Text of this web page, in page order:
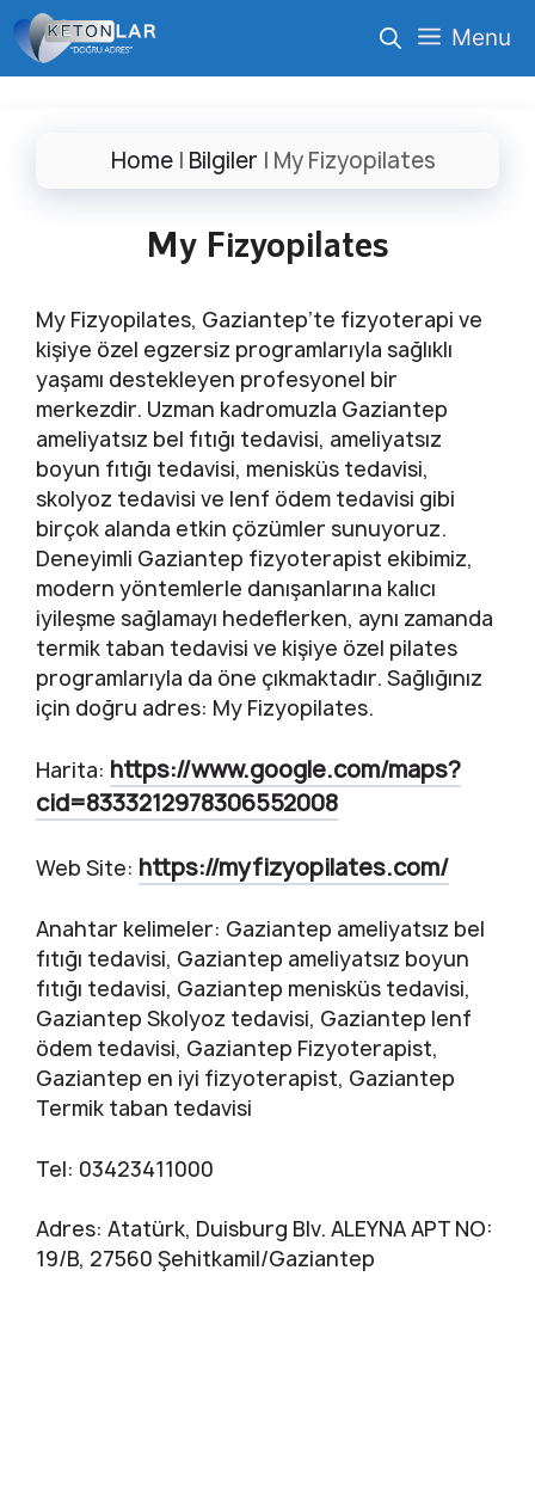
İçeriğe
atla
Menu
Home | Bilgiler | My Fizyopilates
My Fizyopilates
My Fizyopilates, Gaziantep’te fizyoterapi ve
kişiye özel egzersiz programlarıyla sağlıklı
yaşamı destekleyen profesyonel bir
merkezdir. Uzman kadromuzla Gaziantep
ameliyatsız bel fıtığı tedavisi, ameliyatsız
boyun fıtığı tedavisi, menisküs tedavisi,
skolyoz tedavisi ve lenf ödem tedavisi gibi
birçok alanda etkin çözümler sunuyoruz.
Deneyimli Gaziantep fizyoterapist ekibimiz,
modern yöntemlerle danışanlarına kalıcı
iyileşme sağlamayı hedeflerken, aynı zamanda
termik taban tedavisi ve kişiye özel pilates
programlarıyla da öne çıkmaktadır. Sağlığınız
için doğru adres: My Fizyopilates.
Harita: https://www.google.com/maps?
cid=8333212978306552008
Web Site: https://myfizyopilates.com/
Anahtar kelimeler: Gaziantep ameliyatsız bel
fıtığı tedavisi, Gaziantep ameliyatsız boyun
fıtığı tedavisi, Gaziantep menisküs tedavisi,
Gaziantep Skolyoz tedavisi, Gaziantep lenf
ödem tedavisi, Gaziantep Fizyoterapist,
Gaziantep en iyi fizyoterapist, Gaziantep
Termik taban tedavisi
Tel: 03423411000
Adres: Atatürk, Duisburg Blv. ALEYNA APT NO:
19/B, 27560 Şehitkamil/Gaziantep